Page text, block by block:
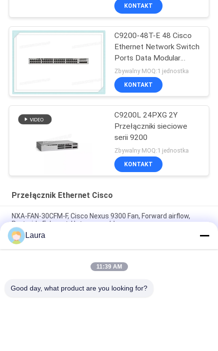
KONTAKT
C9200-48T-E 48 Cisco
Ethernet Network Switch
Ports Data Modular
Uplink Options
Zbywalny MOQ:1 jednostka
KONTAKT
C9200L 24PXG 2Y
Przełączniki sieciowe
serii 9200
Zbywalny MOQ:1 jednostka
KONTAKT
Przełącznik Ethernet Cisco
NXA-FAN-30CFM-F, Cisco Nexus 9300 Fan, Forward airflow,
Port-side Exhaust, Hot-swappable
N9K-C9348GC-FXP, Cisco Nexus 9300 Switch, 48x1G BASE-
T/4x25G SFP28/2x100G QSFP28
C9200-24T-A, przełącznik Cisco Catalyst 9200, porty
Laura
11:39 AM
Good day, what product are you looking for?